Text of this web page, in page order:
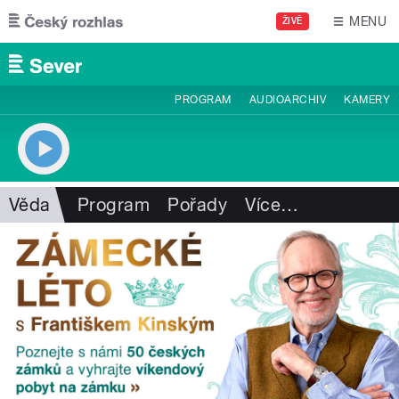
Přejít k hlavnímu obsahu
ŽIVĚ MENU
PROGRAM AUDIOARCHIV KAMERY
Věda Program Pořady Více…